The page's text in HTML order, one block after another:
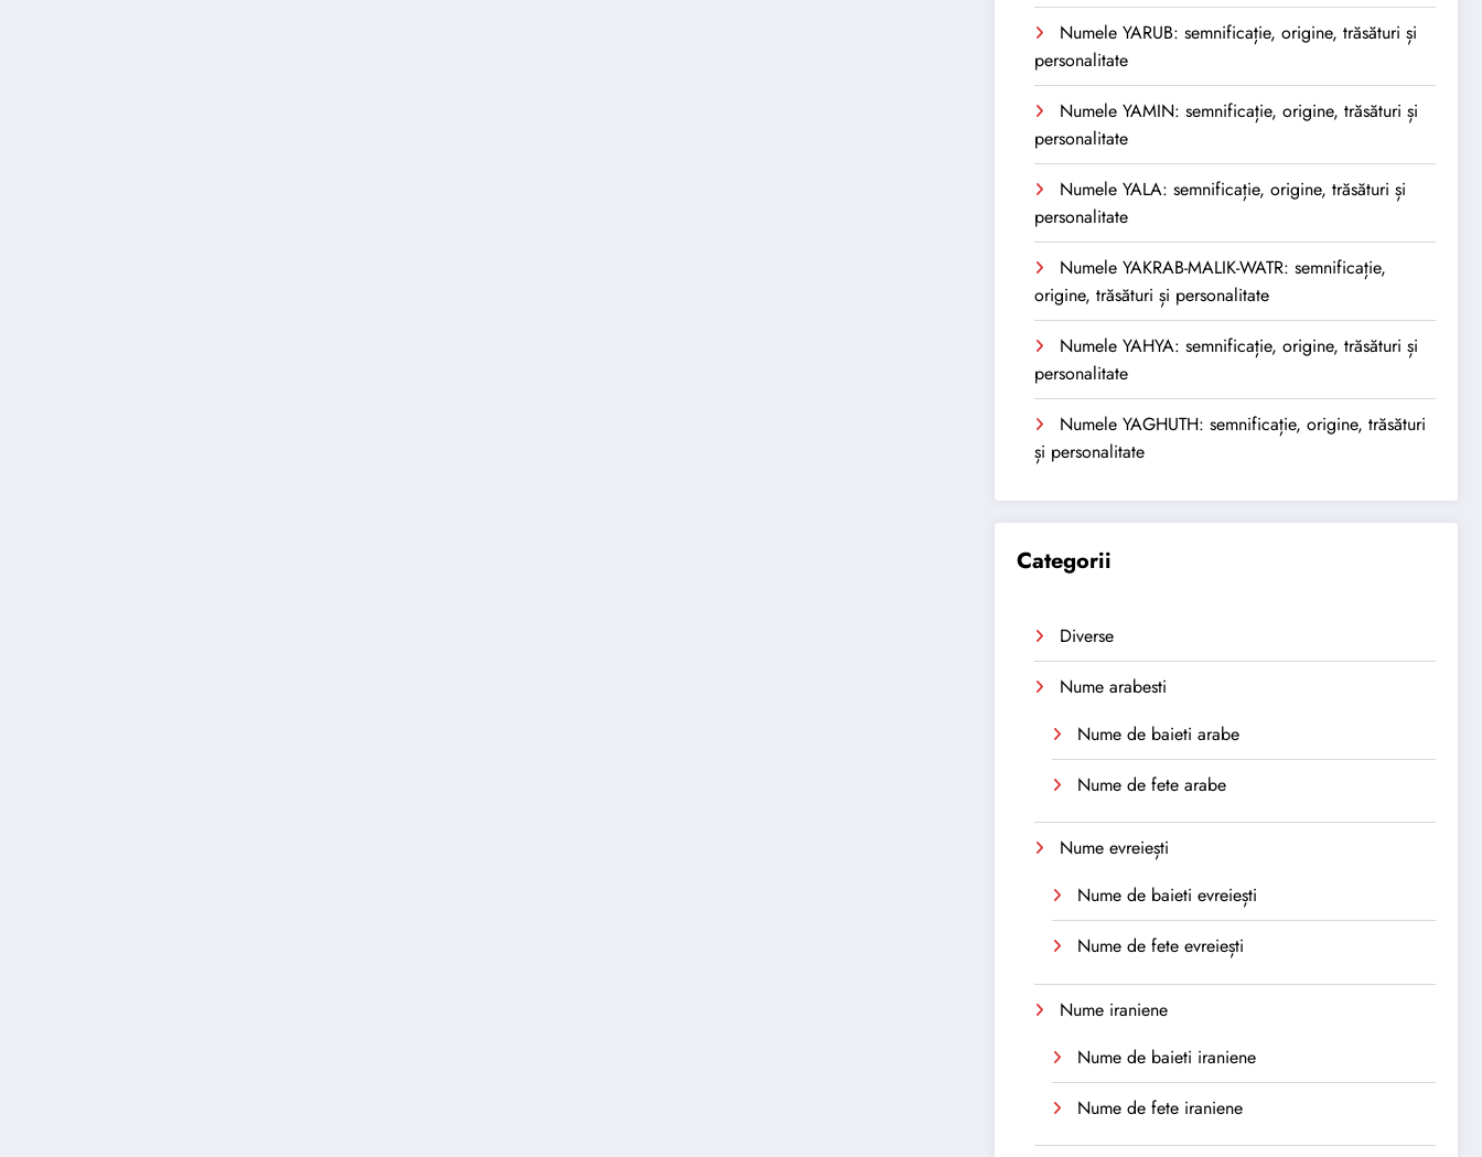
Numele YARUB: semnificație, origine, trăsături și
personalitate
Numele YAMIN: semnificație, origine, trăsături și
personalitate
Numele YALA: semnificație, origine, trăsături și
personalitate
Numele YAKRAB-MALIK-WATR: semnificație,
origine, trăsături și personalitate
Numele YAHYA: semnificație, origine, trăsături și
personalitate
Numele YAGHUTH: semnificație, origine, trăsături
și personalitate
Categorii
Diverse
Nume arabesti
Nume de baieti arabe
Nume de fete arabe
Nume evreiești
Nume de baieti evreiești
Nume de fete evreiești
Nume iraniene
Nume de baieti iraniene
Nume de fete iraniene